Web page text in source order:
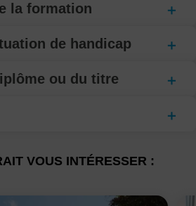
la formation
de handicap
ou du titre
VOUS INTÉRESSER :